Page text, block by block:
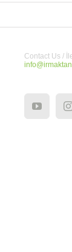
Contact Us /
YouTube